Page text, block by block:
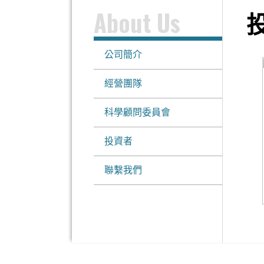
About Us
公司簡介
經營團隊
科學顧問委員會
投資者
聯繫我們